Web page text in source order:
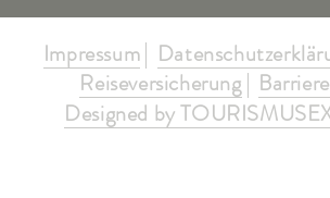
Impressum
Reiseversicherung
Designed by